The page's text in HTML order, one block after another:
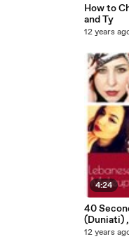
How to
and Ty
12 years
4:24
40
(Duniati) ,
12 years